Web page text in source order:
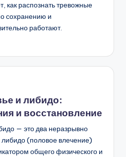
как распознать тревожные
сохранению и
работают.
и либидо:
и восстановление
— это два неразрывно
либидо (половое влечение)
общего физического и